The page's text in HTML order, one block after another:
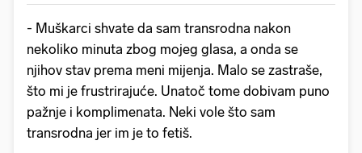
- Muškarci shvate da sam transrodna nakon
nekoliko minuta zbog mojeg glasa, a onda se
njihov stav prema meni mijenja. Malo se zastraše,
što mi je frustrirajuće. Unatoč tome dobivam puno
pažnje i komplimenata. Neki vole što sam
transrodna jer im je to fetiš.